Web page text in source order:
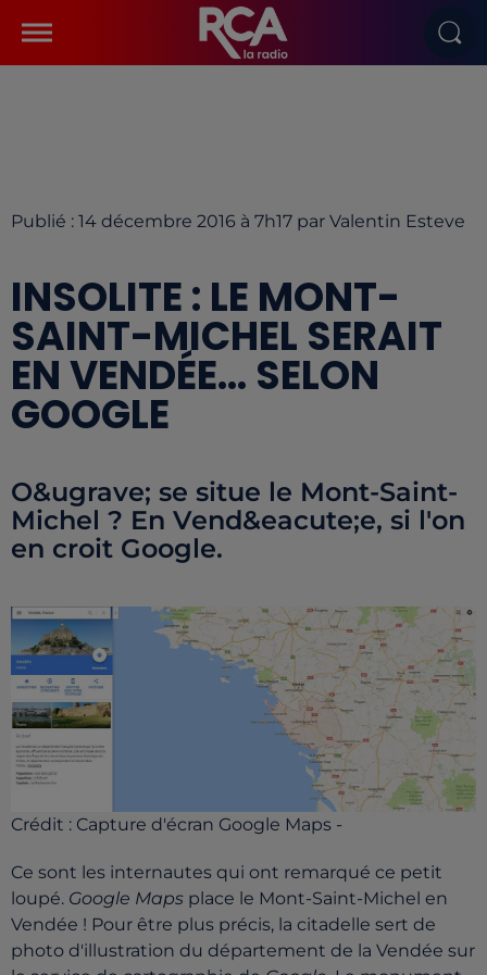
Publié : 14 décembre 2016 à 7h17 par Valentin Esteve
INSOLITE : LE MONT-
SAINT-MICHEL SERAIT
EN VENDÉE... SELON
GOOGLE
O&ugrave; se situe le Mont-Saint-
Michel ? En Vend&eacute;e, si l'on
en croit Google.
Crédit : Capture d'écran Google Maps -
Ce sont les internautes qui ont remarqué ce petit
loupé. Google Maps place le Mont-Saint-Michel en
Vendée ! Pour être plus précis, la citadelle sert de
photo d'illustration du département de la Vendée sur